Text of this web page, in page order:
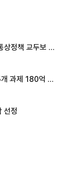
정책 교두보 활
과제 180억 지
선정